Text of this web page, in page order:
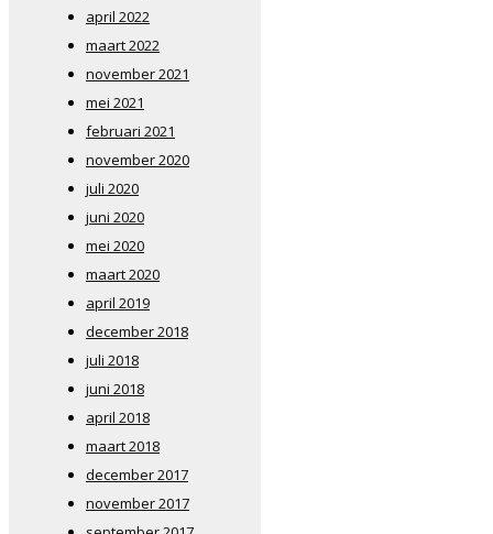
april 2022
maart 2022
november 2021
mei 2021
februari 2021
november 2020
juli 2020
juni 2020
mei 2020
maart 2020
april 2019
december 2018
juli 2018
juni 2018
april 2018
maart 2018
december 2017
november 2017